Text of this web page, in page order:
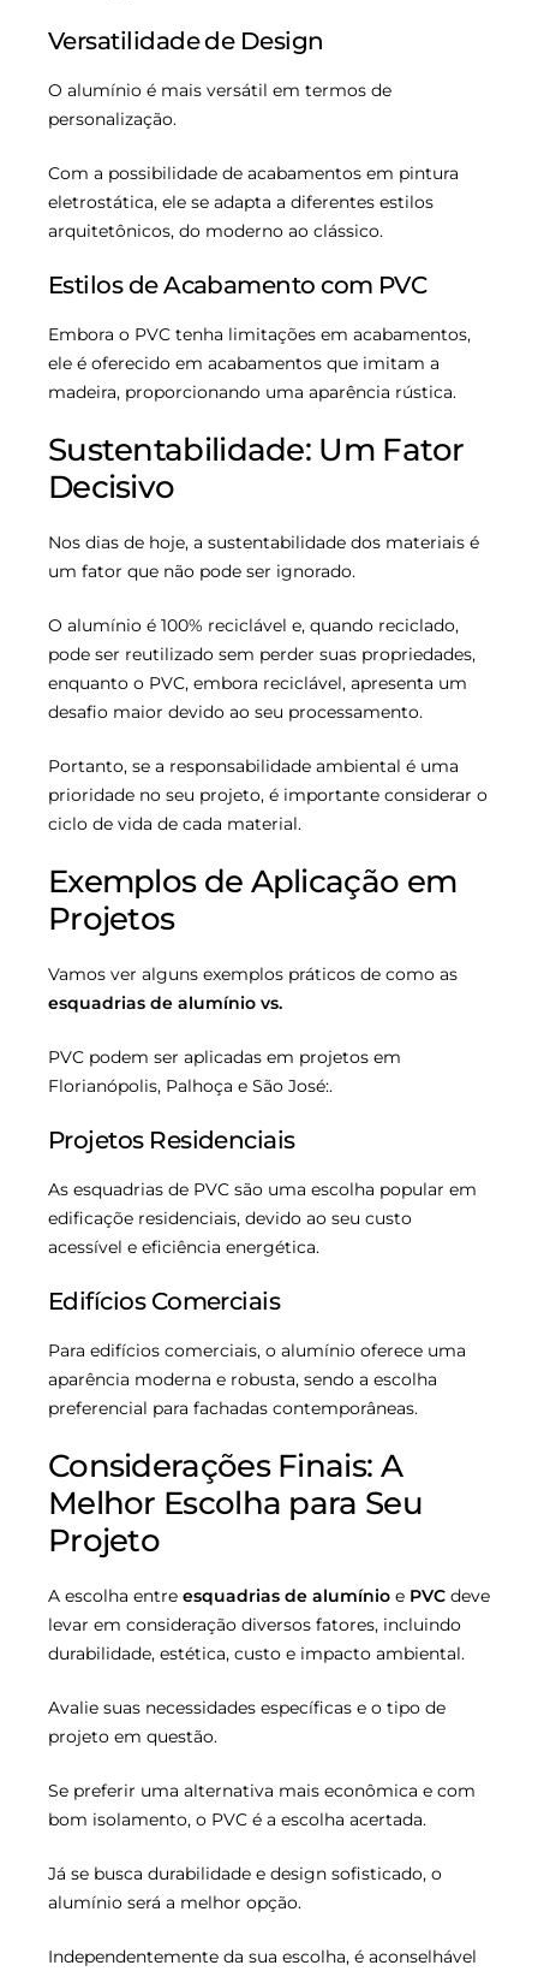
Versatilidade de Design
O alumínio é mais versátil em termos de
personalização.
Com a possibilidade de acabamentos em pintura
eletrostática, ele se adapta a diferentes estilos
arquitetônicos, do moderno ao clássico.
Estilos de Acabamento com PVC
Embora o PVC tenha limitações em acabamentos,
ele é oferecido em acabamentos que imitam a
madeira, proporcionando uma aparência rústica.
Sustentabilidade: Um Fator
Decisivo
Nos dias de hoje, a sustentabilidade dos materiais é
um fator que não pode ser ignorado.
O alumínio é 100% reciclável e, quando reciclado,
pode ser reutilizado sem perder suas propriedades,
enquanto o PVC, embora reciclável, apresenta um
desafio maior devido ao seu processamento.
Portanto, se a responsabilidade ambiental é uma
prioridade no seu projeto, é importante considerar o
ciclo de vida de cada material.
Exemplos de Aplicação em
Projetos
Vamos ver alguns exemplos práticos de como as
esquadrias de alumínio vs.
PVC podem ser aplicadas em projetos em
Florianópolis, Palhoça e São José:.
Projetos Residenciais
As esquadrias de PVC são uma escolha popular em
edificaçõe residenciais, devido ao seu custo
acessível e eficiência energética.
Edifícios Comerciais
Para edifícios comerciais, o alumínio oferece uma
aparência moderna e robusta, sendo a escolha
preferencial para fachadas contemporâneas.
Considerações Finais: A
Melhor Escolha para Seu
Projeto
A escolha entre esquadrias de alumínio e PVC deve
levar em consideração diversos fatores, incluindo
durabilidade, estética, custo e impacto ambiental.
Avalie suas necessidades específicas e o tipo de
projeto em questão.
Se preferir uma alternativa mais econômica e com
bom isolamento, o PVC é a escolha acertada.
Já se busca durabilidade e design sofisticado, o
alumínio será a melhor opção.
Independentemente da sua escolha, é aconselhável